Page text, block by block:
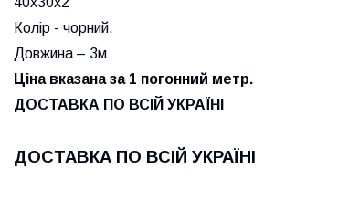
Колір - чорний.
Довжина – 3м
Ціна вказана за 1 погонний метр.
ДОСТАВКА ПО ВСІЙ УКРАЇНІ
ДОСТАВКА ПО ВСІЙ УКРАЇНІ